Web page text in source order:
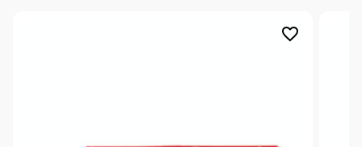
favorite_border